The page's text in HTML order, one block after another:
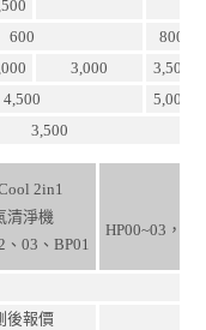
600
800
3,000
3,500
4,500
5,000
3,500
2in1
清淨機
、03、BP01
HP00~03，
後報價